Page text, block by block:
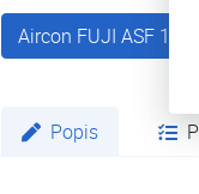
Aircon FUJI ASF
Popis